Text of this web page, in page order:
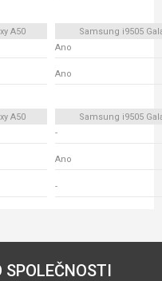
A50
Samsung i9505
Ano
Ano
A50
Samsung i9505
-
Ano
-
SPOLEČNOSTI